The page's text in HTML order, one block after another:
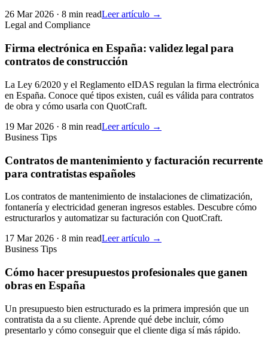
26 Mar 2026 · 8 min readLeer artículo →
Legal and Compliance
Firma electrónica en España: validez legal para
contratos de construcción
La Ley 6/2020 y el Reglamento eIDAS regulan la firma electrónica
en España. Conoce qué tipos existen, cuál es válida para contratos
de obra y cómo usarla con QuotCraft.
19 Mar 2026 · 8 min readLeer artículo →
Business Tips
Contratos de mantenimiento y facturación recurrente
para contratistas españoles
Los contratos de mantenimiento de instalaciones de climatización,
fontanería y electricidad generan ingresos estables. Descubre cómo
estructurarlos y automatizar su facturación con QuotCraft.
17 Mar 2026 · 8 min readLeer artículo →
Business Tips
Cómo hacer presupuestos profesionales que ganen
obras en España
Un presupuesto bien estructurado es la primera impresión que un
contratista da a su cliente. Aprende qué debe incluir, cómo
presentarlo y cómo conseguir que el cliente diga sí más rápido.